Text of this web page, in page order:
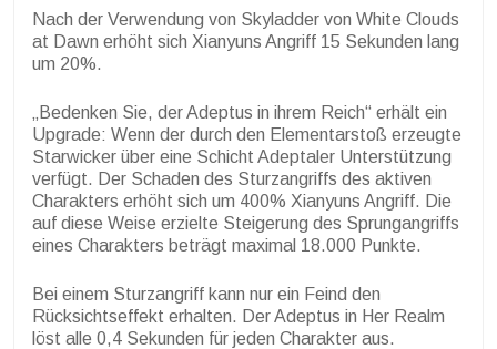
Nach der Verwendung von Skyladder von White Clouds
at Dawn erhöht sich Xianyuns Angriff 15 Sekunden lang
um 20%.
„Bedenken Sie, der Adeptus in ihrem Reich“ erhält ein
Upgrade: Wenn der durch den Elementarstoß erzeugte
Starwicker über eine Schicht Adeptaler Unterstützung
verfügt. Der Schaden des Sturzangriffs des aktiven
Charakters erhöht sich um 400% Xianyuns Angriff. Die
auf diese Weise erzielte Steigerung des Sprungangriffs
eines Charakters beträgt maximal 18.000 Punkte.
Bei einem Sturzangriff kann nur ein Feind den
Rücksichtseffekt erhalten. Der Adeptus in Her Realm
löst alle 0,4 Sekunden für jeden Charakter aus.